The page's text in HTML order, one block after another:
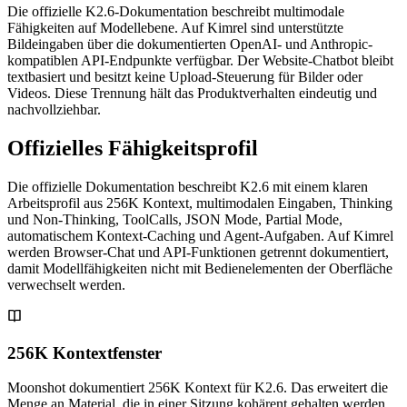
Die offizielle K2.6-Dokumentation beschreibt multimodale
Fähigkeiten auf Modellebene. Auf Kimrel sind unterstützte
Bildeingaben über die dokumentierten OpenAI- und Anthropic-
kompatiblen API-Endpunkte verfügbar. Der Website-Chatbot bleibt
textbasiert und besitzt keine Upload-Steuerung für Bilder oder
Videos. Diese Trennung hält das Produktverhalten eindeutig und
nachvollziehbar.
Offizielles Fähigkeitsprofil
Die offizielle Dokumentation beschreibt K2.6 mit einem klaren
Arbeitsprofil aus 256K Kontext, multimodalen Eingaben, Thinking
und Non-Thinking, ToolCalls, JSON Mode, Partial Mode,
automatischem Kontext-Caching und Agent-Aufgaben. Auf Kimrel
werden Browser-Chat und API-Funktionen getrennt dokumentiert,
damit Modellfähigkeiten nicht mit Bedienelementen der Oberfläche
verwechselt werden.
256K Kontextfenster
Moonshot dokumentiert 256K Kontext für K2.6. Das erweitert die